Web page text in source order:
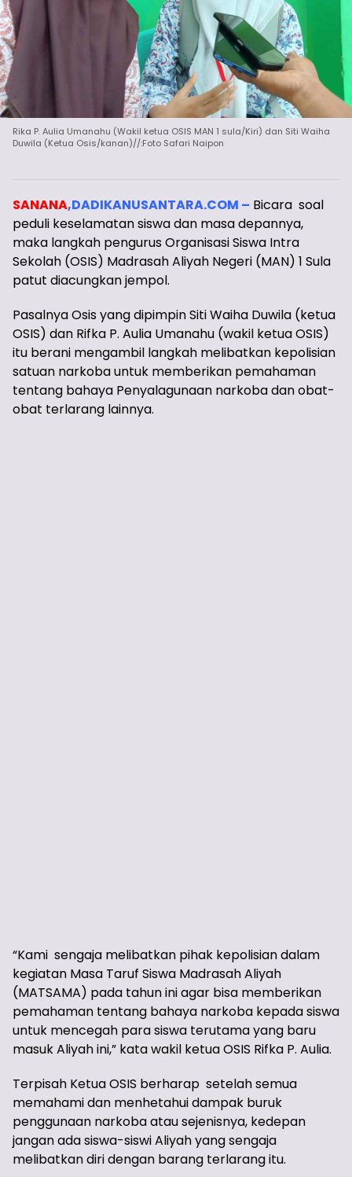
Rika P. Aulia Umanahu (Wakil ketua OSIS MAN 1 sula/Kiri) dan Siti Waiha
Duwila (Ketua Osis/kanan)//:Foto Safari Naipon
SANANA,DADIKANUSANTARA.COM – Bicara soal
peduli keselamatan siswa dan masa depannya,
maka langkah pengurus Organisasi Siswa Intra
Sekolah (OSIS) Madrasah Aliyah Negeri (MAN) 1 Sula
patut diacungkan jempol.
Pasalnya Osis yang dipimpin Siti Waiha Duwila (ketua
OSIS) dan Rifka P. Aulia Umanahu (wakil ketua OSIS)
itu berani mengambil langkah melibatkan kepolisian
satuan narkoba untuk memberikan pemahaman
tentang bahaya Penyalagunaan narkoba dan obat-
obat terlarang lainnya.
“Kami sengaja melibatkan pihak kepolisian dalam
kegiatan Masa Taruf Siswa Madrasah Aliyah
(MATSAMA) pada tahun ini agar bisa memberikan
pemahaman tentang bahaya narkoba kepada siswa
untuk mencegah para siswa terutama yang baru
masuk Aliyah ini,” kata wakil ketua OSIS Rifka P. Aulia.
Terpisah Ketua OSIS berharap setelah semua
memahami dan menhetahui dampak buruk
penggunaan narkoba atau sejenisnya, kedepan
jangan ada siswa-siswi Aliyah yang sengaja
melibatkan diri dengan barang terlarang itu.